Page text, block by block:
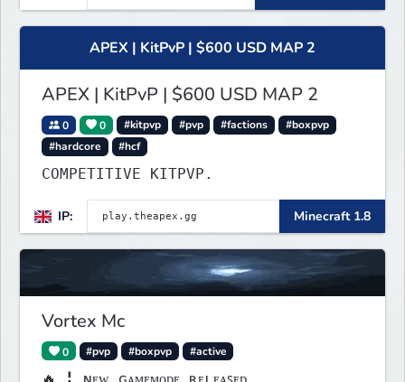
APEX | KitPvP | $600 USD MAP 2
APEX | KitPvP | $600 USD MAP 2
0 0 #kitpvp #pvp #factions
#boxpvp
#hardcore
#hcf
COMPETITIVE KITPVP.
IP: Minecraft 1.8
Vortex Mc
0 #pvp #boxpvp #active